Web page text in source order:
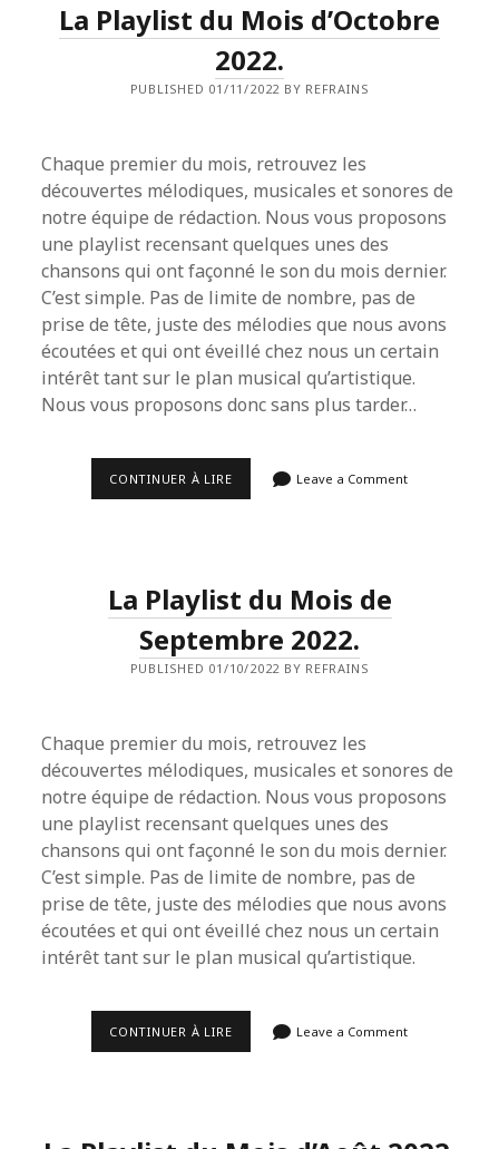
La Playlist du Mois d’Octobre
2022.
PUBLISHED 01/11/2022 BY REFRAINS
Chaque premier du mois, retrouvez les
découvertes mélodiques, musicales et sonores de
notre équipe de rédaction. Nous vous proposons
une playlist recensant quelques unes des
chansons qui ont façonné le son du mois dernier.
C’est simple. Pas de limite de nombre, pas de
prise de tête, juste des mélodies que nous avons
écoutées et qui ont éveillé chez nous un certain
intérêt tant sur le plan musical qu’artistique.
Nous vous proposons donc sans plus tarder…
CONTINUER À LIRELA
Leave a Comment
La Playlist du Mois de
Septembre 2022.
PUBLISHED 01/10/2022 BY REFRAINS
Chaque premier du mois, retrouvez les
découvertes mélodiques, musicales et sonores de
notre équipe de rédaction. Nous vous proposons
une playlist recensant quelques unes des
chansons qui ont façonné le son du mois dernier.
C’est simple. Pas de limite de nombre, pas de
prise de tête, juste des mélodies que nous avons
écoutées et qui ont éveillé chez nous un certain
intérêt tant sur le plan musical qu’artistique.
CONTINUER À LIRELA
Leave a Comment